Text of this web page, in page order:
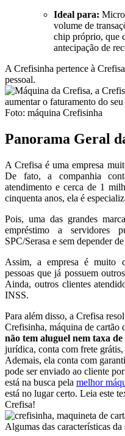
Ideal para: Micro
volume de
chip próprio, que
antecipação de
A Crefisinha pertence à
pessoal.
Foto: máquina Crefisinha
Panorama Geral
A Crefisa é uma empresa
De fato, a companhia
atendimento e cerca de 1
cinquenta anos, ela é
Pois, uma das grandes
empréstimo a servidores
SPC/Serasa e sem depender
Assim, a empresa é muito
pessoas que já possuem
Ainda, outros clientes
INSS.
Para além disso, a Crefisa
Crefisinha, máquina de cartão
não tem aluguel nem taxa de
jurídica, conta com frete
Ademais, ela conta com
pode ser enviado ao cliente
está na busca pela melhor
está no lugar certo. Leia este
Crefisa!
Algumas das características da